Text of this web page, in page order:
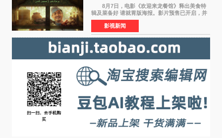
温暖
8月7日，电影《欢迎来龙餐馆》释出美食特
辑及菜备好 请就胃版海报。影片预售已开启，并
将于8月8日至10日14:00-21:00举行全国超前点
映。电影《欢迎来龙餐馆》作为战争美食喜剧大
片，讲述了中国
影视新闻